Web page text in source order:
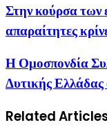
Στην κούρσα των
απαραίτητες
Η Ομοσπονδία
Δυτικής Ελλάδας
Related